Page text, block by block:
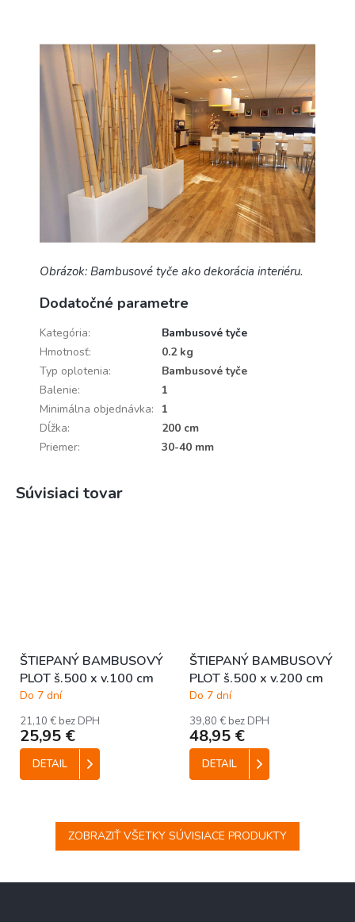
Obrázok: Bambusové tyče ako dekorácia interiéru.
Dodatočné parametre
Kategória:
Bambusové tyče
Hmotnosť:
0.2 kg
Typ oplotenia:
Bambusové tyče
Balenie:
1
Minimálna objednávka:
1
Dĺžka:
200 cm
Priemer: 30-40 mm
Súvisiaci tovar
ŠTIEPANÝ BAMBUSOVÝ
PLOT š.500 x v.100 cm
Do 7 dní
21,10 € bez DPH
25,95 €
DETAIL
ŠTIEPANÝ BAMBUSOVÝ
PLOT š.500 x v.200 cm
Do 7 dní
39,80 € bez DPH
48,95 €
DETAIL
ZOBRAZIŤ VŠETKY SÚVISIACE PRODUKTY